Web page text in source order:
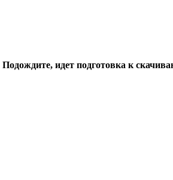
Подождите, идет подготовка к